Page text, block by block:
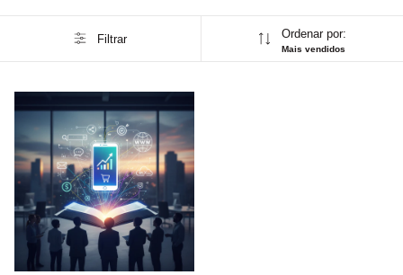
Filtrar Ordenar por:
Mais vendidos